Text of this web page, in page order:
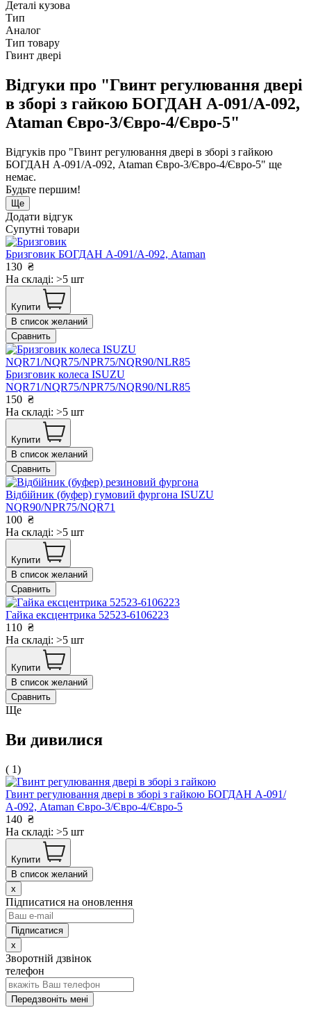
Деталі кузова
Тип
Аналог
Тип товару
Гвинт двері
Відгуки про "Гвинт регулювання двері
в зборі з гайкою БОГДАН А-091/А-092,
Ataman Євро-3/Євро-4/Євро-5"
Відгуків про "Гвинт регулювання двері в зборі з гайкою
БОГДАН А-091/А-092, Ataman Євро-3/Євро-4/Євро-5" ще
немає.
Будьте першим!
Ще
Додати відгук
Супутні товари
Бризговик БОГДАН А-091/А-092, Ataman
130 ₴
На складі: >5 шт
Купити
В список желаний
Сравнить
Бризговик колеса ISUZU
NQR71/NQR75/NPR75/NQR90/NLR85
150 ₴
На складі: >5 шт
Купити
В список желаний
Сравнить
Відбійник (буфер) гумовий фургона ISUZU
NQR90/NPR75/NQR71
100 ₴
На складі: >5 шт
Купити
В список желаний
Сравнить
Гайка ексцентрика 52523-6106223
110 ₴
На складі: >5 шт
Купити
В список желаний
Сравнить
Ще
Ви дивилися
( 1)
Гвинт регулювання двері в зборі з гайкою БОГДАН А-091/
А-092, Ataman Євро-3/Євро-4/Євро-5
140 ₴
На складі: >5 шт
Купити
В список желаний
x
Підписатися на оновлення
x
Зворотній дзвінок
телефон
Передзвоніть мені